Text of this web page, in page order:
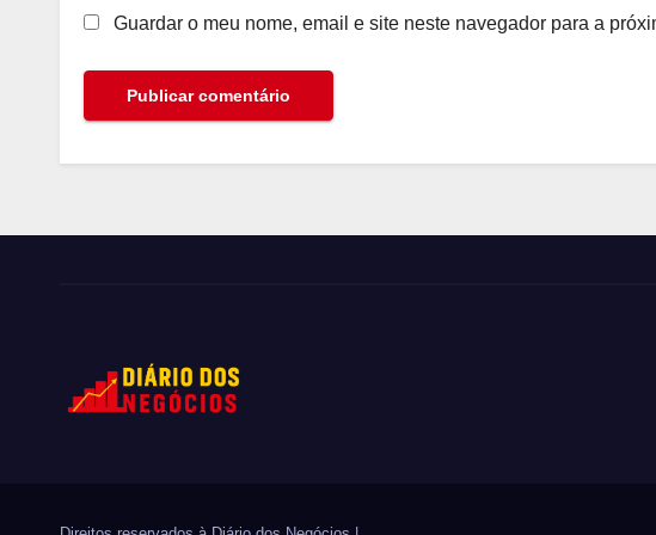
Guardar o meu nome, email e site neste navegador para a